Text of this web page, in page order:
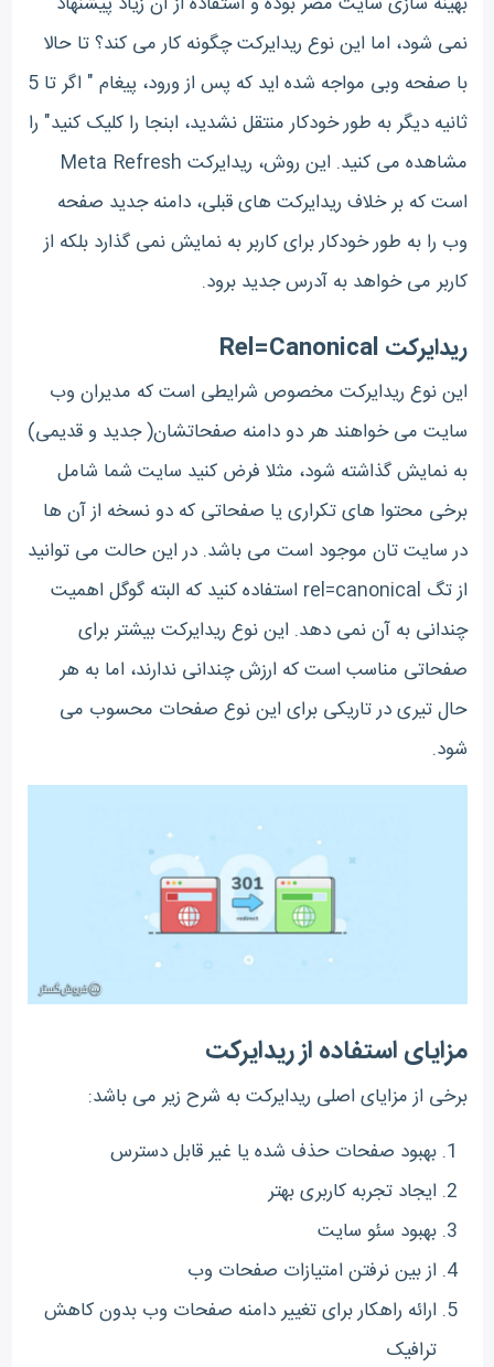
نمی شود، اما این نوع ریدایرکت چگونه کار می کند؟ تا حالا
با صفحه وبی مواجه شده اید که پس از ورود، پیغام " اگر تا 5
ثانیه دیگر به طور خودکار منتقل نشدید، ابنجا را کلیک کنید" را
مشاهده می کنید. این روش، ریدایرکت Meta Refresh
است که بر خلاف ریدایرکت های قبلی، دامنه جدید صفحه
وب را به طور خودکار برای کاربر به نمایش نمی گذارد بلکه از
کاربر می خواهد به آدرس جدید برود.
ریدایرکت Rel=Canonical
این نوع ریدایرکت مخصوص شرایطی است که مدیران وب
سایت می خواهند هر دو دامنه صفحاتشان( جدید و قدیمی)
به نمایش گذاشته شود، مثلا فرض کنید سایت شما شامل
برخی محتوا های تکراری یا صفحاتی که دو نسخه از آن ها
در سایت تان موجود است می باشد. در این حالت می توانید
از تگ rel=canonical استفاده کنید که البته گوگل اهمیت
چندانی به آن نمی دهد. این نوع ریدایرکت بیشتر برای
صفحاتی مناسب است که ارزش چندانی ندارند، اما به هر
حال تیری در تاریکی برای این نوع صفحات محسوب می
شود.
مزایای استفاده از ریدایرکت
برخی از مزایای اصلی ریدایرکت به شرح زیر می باشد:
بهبود صفحات حذف شده یا غیر قابل دسترس
ایجاد تجربه کاربری بهتر
بهبود سئو سایت
از بین نرفتن امتیازات صفحات وب
ارائه راهکار برای تغییر دامنه صفحات وب بدون کاهش
ترافیک